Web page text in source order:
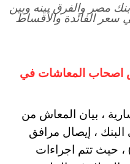
والفرق بينه وبين
سعر الفائدة والأقساط
اصحاب المعاشات في
، بيان المعاش من
البنك ، إيصال مرافق
، حيث تتم اجراءات